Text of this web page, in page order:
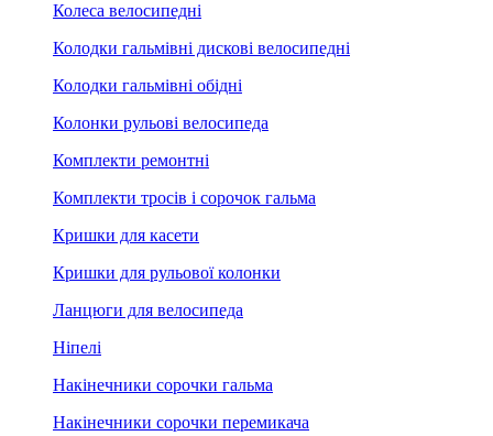
Колеса велосипедні
Колодки гальмівні дискові велосипедні
Колодки гальмівні обідні
Колонки рульові велосипеда
Комплекти ремонтні
Комплекти тросів і сорочок гальма
Кришки для касети
Кришки для рульової колонки
Ланцюги для велосипеда
Ніпелі
Накінечники сорочки гальма
Накінечники сорочки перемикача